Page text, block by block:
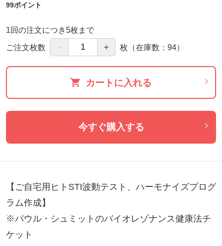
99ポイント
1回の注文につき5枚まで
ご注文枚数 － ＋ 枚 （在庫数：94）
カートに入れる
今すぐ購入する
【ご自宅用ヒトSTI波動テスト、ハーモナイズプログ
ラム作成】
※パウル・シュミットのバイオレゾナンス健康法チ
ケット